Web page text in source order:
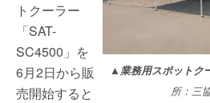
▲ 業務用スポットク
所：三
トクーラー
「SAT-
SC4500」を
6月2日から販
売開始すると